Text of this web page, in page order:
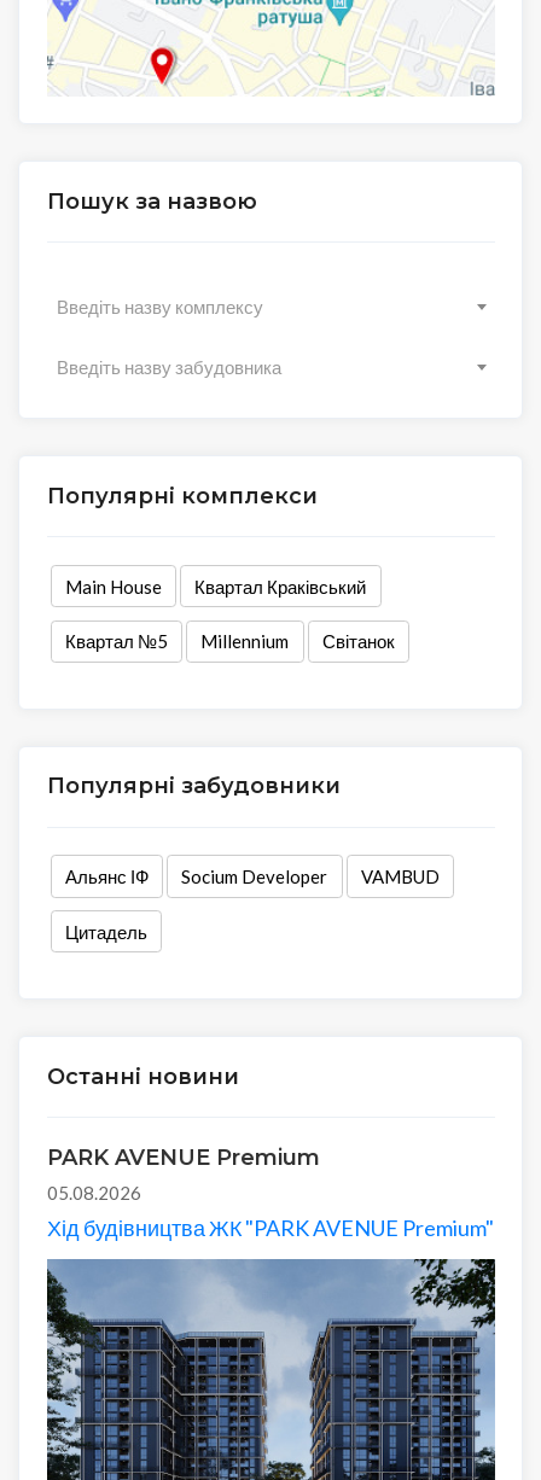
Пошук за назвою
Введіть назву комплексу
Введіть назву забудовника
Популярні комплекси
Main House Квартал Краківський
Квартал №5 Millennium Світанок
Популярні забудовники
Альянс ІФ Socium Developer VAMBUD
Цитадель
Останні новини
PARK AVENUE Premium
05.08.2026
Хід будівництва ЖК "PARK AVENUE Premium"